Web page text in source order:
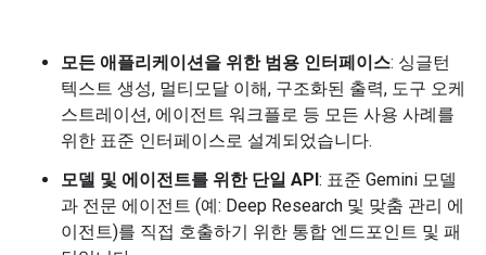
모든 애플리케이션을 위한 범용 인터페이스: 싱글턴
텍스트 생성, 멀티모달 이해, 구조화된 출력, 도구 오케
스트레이션, 에이전트 워크플로 등 모든 사용 사례를
위한 표준 인터페이스로 설계되었습니다.
모델 및 에이전트를 위한 단일 API: 표준 Gemini 모델
과 전문 에이전트 (예: Deep Research 및 맞춤 관리 에
이전트)를 직접 호출하기 위한 통합 엔드포인트 및 패